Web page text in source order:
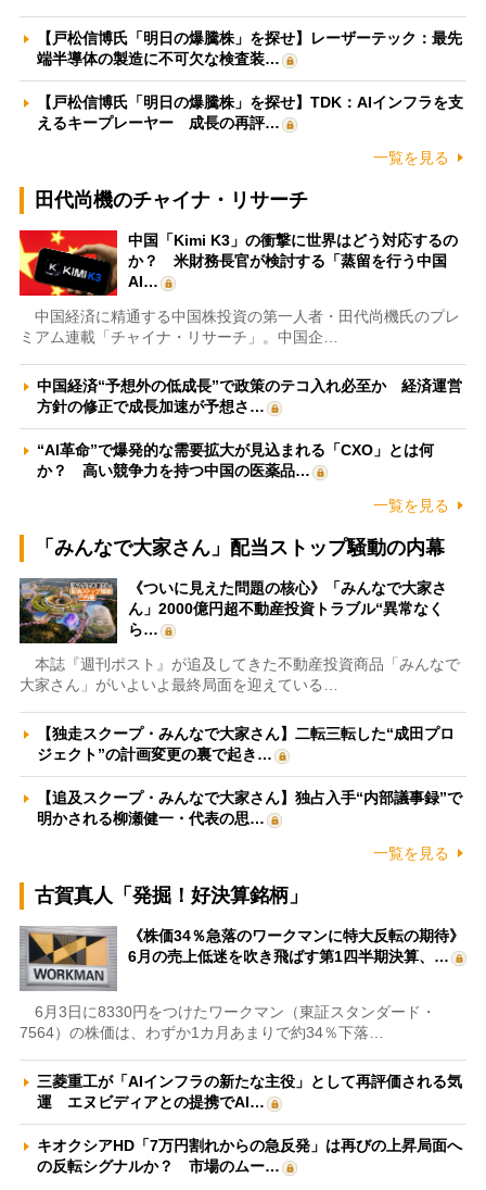
【戸松信博氏「明日の爆騰株」を探せ】レーザーテック：最先
端半導体の製造に不可欠な検査装…
【戸松信博氏「明日の爆騰株」を探せ】TDK：AIインフラを支
えるキープレーヤー 成長の再評…
一覧を見る
田代尚機のチャイナ・リサーチ
中国「Kimi K3」の衝撃に世界はどう対応するの
か？ 米財務長官が検討する「蒸留を行う中国
AI…
中国経済に精通する中国株投資の第一人者・田代尚機氏のプレ
ミアム連載「チャイナ・リサーチ」。中国企…
中国経済“予想外の低成長”で政策のテコ入れ必至か 経済運営
方針の修正で成長加速が予想さ…
“AI革命”で爆発的な需要拡大が見込まれる「CXO」とは何
か？ 高い競争力を持つ中国の医薬品…
一覧を見る
「みんなで大家さん」配当ストップ騒動の内幕
《ついに見えた問題の核心》「みんなで大家さ
ん」2000億円超不動産投資トラブル“異常なく
ら…
本誌『週刊ポスト』が追及してきた不動産投資商品「みんなで
大家さん」がいよいよ最終局面を迎えている…
【独走スクープ・みんなで大家さん】二転三転した“成田プロ
ジェクト”の計画変更の裏で起き…
【追及スクープ・みんなで大家さん】独占入手“内部議事録”で
明かされる柳瀬健一・代表の思…
一覧を見る
古賀真人「発掘！好決算銘柄」
《株価34％急落のワークマンに特大反転の期待》
6月の売上低迷を吹き飛ばす第1四半期決算、…
6月3日に8330円をつけたワークマン（東証スタンダード・
7564）の株価は、わずか1カ月あまりで約34％下落…
三菱重工が「AIインフラの新たな主役」として再評価される気
運 エヌビディアとの提携でAI…
キオクシアHD「7万円割れからの急反発」は再びの上昇局面へ
の反転シグナルか？ 市場のムー…